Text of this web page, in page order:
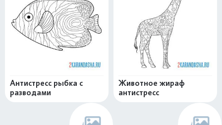
Антистресс рыбка с
разводами
Животное жираф
антистресс